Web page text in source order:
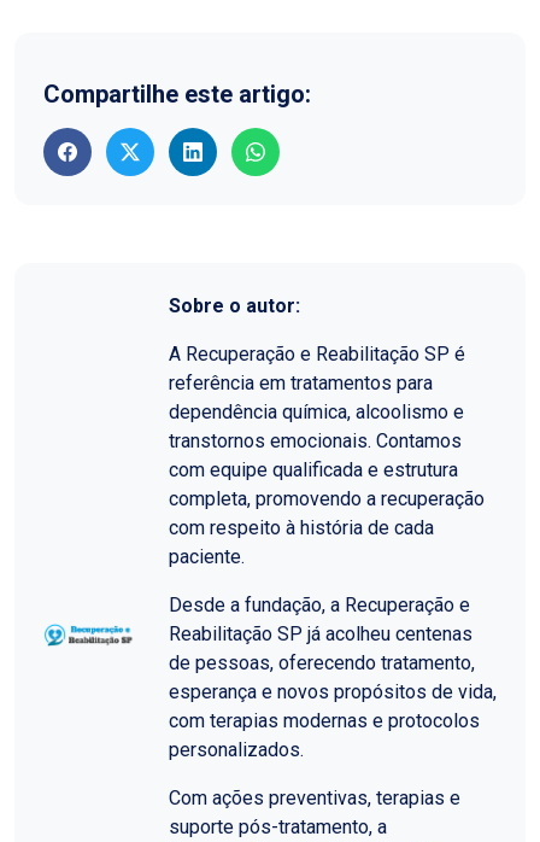
Compartilhe este artigo:
Sobre o autor:
A Recuperação e Reabilitação SP é
referência em tratamentos para
dependência química, alcoolismo e
transtornos emocionais. Contamos
com equipe qualificada e estrutura
completa, promovendo a recuperação
com respeito à história de cada
paciente.
Desde a fundação, a Recuperação e
Reabilitação SP já acolheu centenas
de pessoas, oferecendo tratamento,
esperança e novos propósitos de vida,
com terapias modernas e protocolos
personalizados.
Com ações preventivas, terapias e
suporte pós-tratamento, a